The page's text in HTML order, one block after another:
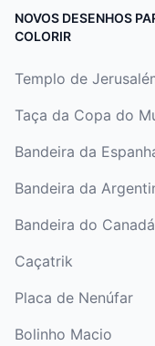
NOVOS DESENHOS
COLORIR
Templo de
Taça da Copa do
Bandeira da
Bandeira da
Bandeira do Canadá
Caçatrik
Placa de Nenúfar
Bolinho Macio